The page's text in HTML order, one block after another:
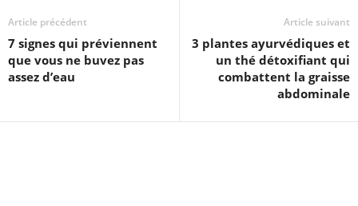
Article précédent
7 signes qui préviennent
que vous ne buvez pas
assez d’eau
Article suivant
3 plantes ayurvédiques et
un thé détoxifiant qui
combattent la graisse
abdominale